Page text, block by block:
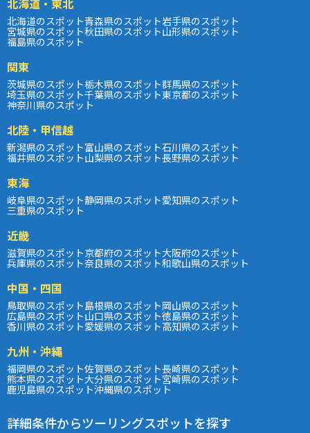
北海道・東北
北海道のスポット青森県のスポット岩手県のスポット
宮城県のスポット秋田県のスポット山形県のスポット
福島県のスポット
関東
茨城県のスポット栃木県のスポット群馬県のスポット
埼玉県のスポット千葉県のスポット東京都のスポット
神奈川県のスポット
北陸・甲信越
新潟県のスポット富山県のスポット石川県のスポット
福井県のスポット山梨県のスポット長野県のスポット
東海
岐阜県のスポット静岡県のスポット愛知県のスポット
三重県のスポット
近畿
滋賀県のスポット京都府のスポット大阪府のスポット
兵庫県のスポット奈良県のスポット和歌山県のスポット
中国・四国
鳥取県のスポット島根県のスポット岡山県のスポット
広島県のスポット山口県のスポット徳島県のスポット
香川県のスポット愛媛県のスポット高知県のスポット
九州・沖縄
福岡県のスポット佐賀県のスポット長崎県のスポット
熊本県のスポット大分県のスポット宮崎県のスポット
鹿児島県のスポット沖縄県のスポット
詳細条件からツーリングスポットを探す